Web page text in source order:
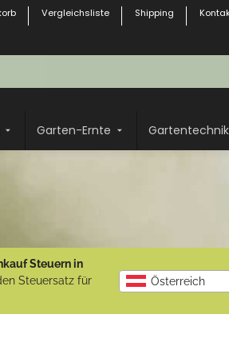
Vergleichsliste Shipping
Garten-Ernte Gartentechnik
Steuern in
Steuersatz für
Österreich